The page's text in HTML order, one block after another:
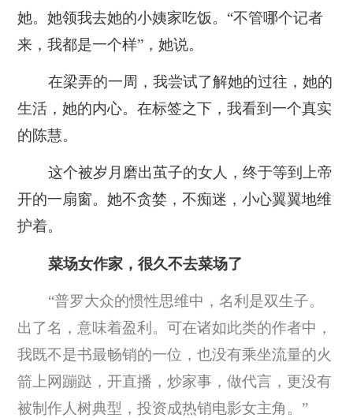
她。她领我去她的小姨家吃饭。“不管哪个记者
来，我都是一个样”，她说。
在梁弄的一周，我尝试了解她的过往，她的
生活，她的内心。在标签之下，我看到一个真实
的陈慧。
这个被岁月磨出茧子的女人，终于等到上帝
开的一扇窗。她不贪婪，不痴迷，小心翼翼地维
护着。
菜场女作家，很久不去菜场了
“普罗大众的惯性思维中，名利是双生子。
出了名，意味着盈利。可在诸如此类的作者中，
我既不是书最畅销的一位，也没有乘坐流量的火
箭上网蹦跶，开直播，炒家事，做代言，更没有
被制作人树典型，投资成热销电影女主角。”